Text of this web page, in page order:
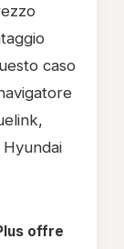
caso
offre